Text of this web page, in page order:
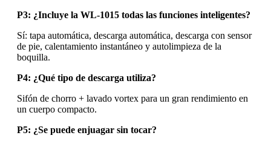
P3: ¿Incluye la WL-1015 todas las funciones inteligentes?
Sí: tapa automática, descarga automática, descarga con sensor
de pie, calentamiento instantáneo y autolimpieza de la
boquilla.
P4: ¿Qué tipo de descarga utiliza?
Sifón de chorro + lavado vortex para un gran rendimiento en
un cuerpo compacto.
P5: ¿Se puede enjuagar sin tocar?